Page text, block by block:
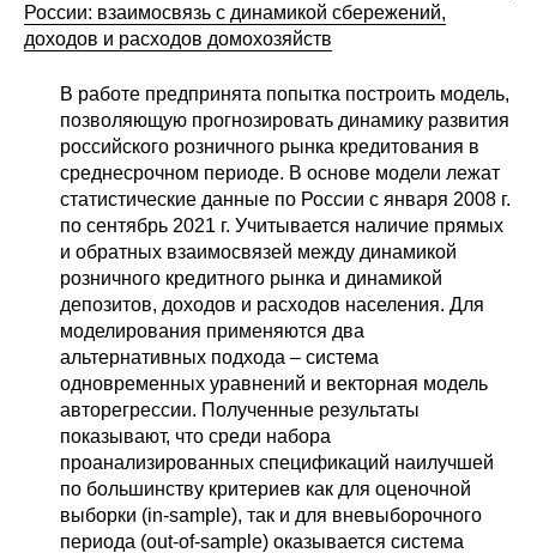
России: взаимосвязь с динамикой сбережений,
доходов и расходов домохозяйств
В работе предпринята попытка построить модель,
позволяющую прогнозировать динамику развития
российского розничного рынка кредитования в
среднесрочном периоде. В основе модели лежат
статистические данные по России с января 2008 г.
по сентябрь 2021 г. Учитывается наличие прямых
и обратных взаимосвязей между динамикой
розничного кредитного рынка и динамикой
депозитов, доходов и расходов населения. Для
моделирования применяются два
альтернативных подхода – система
одновременных уравнений и векторная модель
авторегрессии. Полученные результаты
показывают, что среди набора
проанализированных спецификаций наилучшей
по большинству критериев как для оценочной
выборки (in-sample), так и для вневыборочного
периода (out-of-sample) оказывается система